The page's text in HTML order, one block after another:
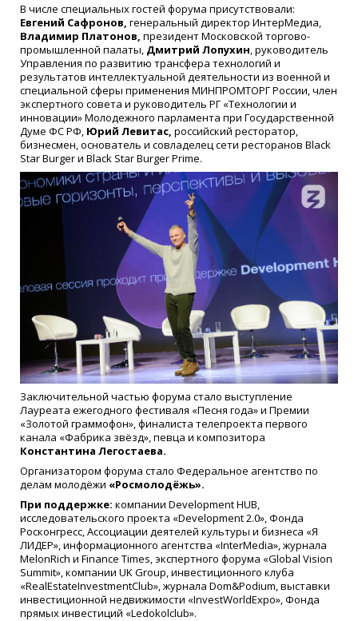
В числе специальных гостей форума присутствовали:
Евгений Сафронов, генеральный директор ИнтерМедиа,
Владимир Платонов, президент Московской торгово-
промышленной палаты, Дмитрий Лопухин, руководитель
Управления по развитию трансфера технологий и
результатов интеллектуальной деятельности из военной и
специальной сферы применения МИНПРОМТОРГ России, член
экспертного совета и руководитель РГ «Технологии и
инновации» Молодежного парламента при Государственной
Думе ФС РФ, Юрий Левитас, российский ресторатор,
бизнесмен, основатель и совладелец сети ресторанов Black
Star Burger и Black Star Burger Prime.
Заключительной частью форума стало выступление
Лауреата ежегодного фестиваля «Песня года» и Премии
«Золотой граммофон», финалиста телепроекта первого
канала «Фабрика звёзд», певца и композитора
Константина Легостаева.
Организатором форума стало Федеральное агентство по
делам молодёжи «Росмолодёжь».
При поддержке: компании Development HUB,
исследовательского проекта «Development 2.0», Фонда
Росконгресс, Ассоциации деятелей культуры и бизнеса «Я
ЛИДЕР», информационного агентства «InterMedia», журнала
MelonRich и Finance Times, экспертного форума «Global Vision
Summit», компании UK Group, инвестиционного клуба
«RealEstateInvestmentClub», журнала Dom&Podium, выставки
инвестиционной недвижимости «InvestWorldExpo», Фонда
прямых инвестиций «Ledokolclub».